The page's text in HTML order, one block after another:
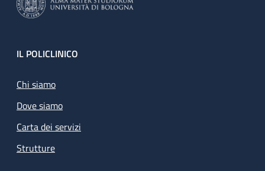
Footer
IL POLICLINICO
Chi siamo
Dove siamo
Carta dei servizi
Strutture